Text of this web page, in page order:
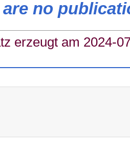
are no
erzeugt am 2024-